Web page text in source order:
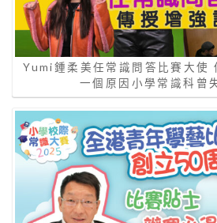
Yumi鍾柔美任常識問答比賽大使
一個原因小學常識科曾